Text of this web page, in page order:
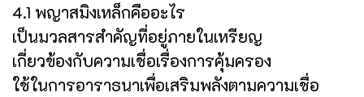
4.1 พญาสมิงเหล็กคืออะไร
เป็นมวลสารสำคัญที่อยู่ภายในเหรียญ
เกี่ยวข้องกับความเชื่อเรื่องการคุ้มครอง
ใช้ในการอาราธนาเพื่อเสริมพลังตามความเชื่อ